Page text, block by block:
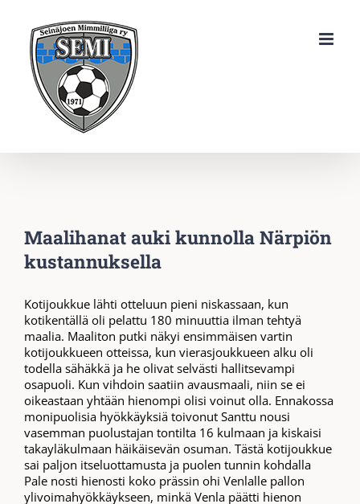
content
Maalihanat auki kunnolla Närpiön
kustannuksella
Kotijoukkue lähti otteluun pieni niskassaan, kun
kotikentällä oli pelattu 180 minuuttia ilman tehtyä
maalia. Maaliton putki näkyi ensimmäisen vartin
kotijoukkueen otteissa, kun vierasjoukkueen alku oli
todella sähäkkä ja he olivat selvästi hallitsevampi
osapuoli. Kun vihdoin saatiin avausmaali, niin se ei
oikeastaan yhtään hienompi olisi voinut olla. Ennakossa
monipuolisia hyökkäyksiä toivonut Santtu nousi
vasemman puolustajan tontilta 16 kulmaan ja kiskaisi
takayläkulmaan häikäisevän osuman. Tästä kotijoukkue
sai paljon itseluottamusta ja puolen tunnin kohdalla
Pale nosti hienosti koko prässin ohi Venlalle pallon
ylivoimahyökkäykseen, minkä Venla päätti hienon